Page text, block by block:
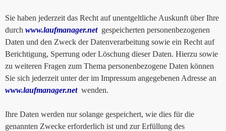
Sie haben jederzeit das Recht auf unentgeltliche Auskunft über Ihre
durch www.laufmanager.netgespeicherten personenbezogenen
Daten und den Zweck der Datenverarbeitung sowie ein Recht auf
Berichtigung, Sperrung oder Löschung dieser Daten. Hierzu sowie
zu weiteren Fragen zum Thema personenbezogene Daten können
Sie sich jederzeit unter der im Impressum angegebenen Adresse an
www.laufmanager.netwenden.
Ihre Daten werden nur solange gespeichert, wie dies für die
genannten Zwecke erforderlich ist und zur Erfüllung des